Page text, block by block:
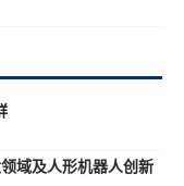
域及人形机器人创新